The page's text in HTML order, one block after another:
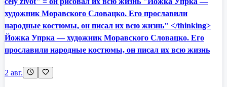
художник Моравского Словацко. Его прославили
народные костюмы, он писал их всю жизнь" </thinking>
Йожка Упрка — художник Моравского Словацко. Его
прославили народные костюмы, он писал их всю жизнь
2 авг.